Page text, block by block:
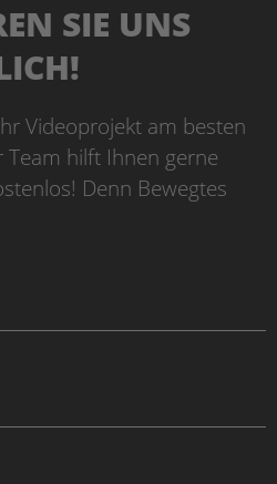
SIE UNS
Videoprojekt am besten
Team hilft Ihnen gerne
Denn Bewegtes